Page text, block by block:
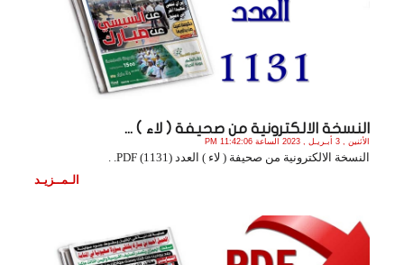
النسخة الالكترونية من صحيفة ( لاء ) ...
الأثنين , 3 أبـريـل , 2023 الساعة 11:42:06 PM
النسخة الالكترونية من صحيفة ( لاء ) العدد (1131) PDF. .
الـمــزيـد